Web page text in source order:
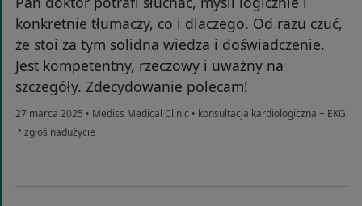
konkretnie tłumaczy, co i dlaczego. Od razu czuć,
że stoi za tym solidna wiedza i doświadczenie.
Jest kompetentny, rzeczowy i uważny na
szczegóły. Zdecydowanie polecam!
27 marca 2025 • Mediss Medical Clinic • konsultacja kardiologiczna + EKG
• w opinii użytkownika Andrey
zgłoś nadużycie